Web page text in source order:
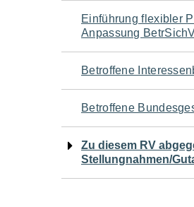
Navigation
für
den
Einführung flexibler
Anpassung
Betroffene
Betroffene
Zu diesem RV
Stellungnahmen/